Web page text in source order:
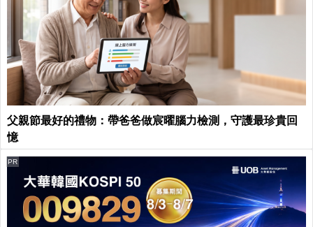
父親節最好的禮物：帶爸爸做宸曜腦力檢測，守護最珍貴回
憶
PR